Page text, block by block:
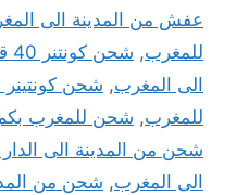
عفش من المدينة الى
للمغرب, شحن كونتنر 40 قدم للمغرب
الى المغرب, شحن كونتينر 20 قدم للمغرب
للمغرب, شحن للمغرب
شحن من المدينة الى الدار
الى المغرب, شحن من